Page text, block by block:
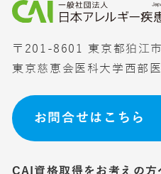
〒201-8601 東京都狛江
東京慈恵会医科大学西部
お問合せはこちら
CAI資格取得をお考えの方